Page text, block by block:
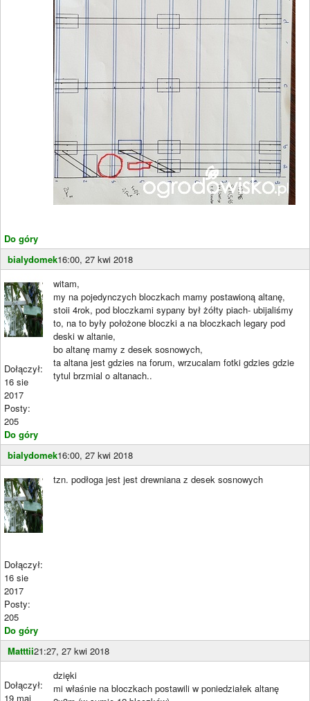
Do góry
bialydomek16:00, 27 kwi 2018
Dołączył:
16 sie
2017
Posty:
205
Do góry
witam,
my na pojedynczych bloczkach mamy postawioną altanę,
stoii 4rok, pod bloczkami sypany był żółty piach- ubijaliśmy
to, na to były położone bloczki a na bloczkach legary pod
deski w altanie,
bo altanę mamy z desek sosnowych,
ta altana jest gdzies na forum, wrzucalam fotki gdzies gdzie
tytul brzmial o altanach..
bialydomek16:00, 27 kwi 2018
Dołączył:
16 sie
2017
Posty:
205
Do góry
tzn. podłoga jest jest drewniana z desek sosnowych
Matttii21:27, 27 kwi 2018
Dołączył:
19 maj
dzięki
mi właśnie na bloczkach postawili w poniedziałek altanę